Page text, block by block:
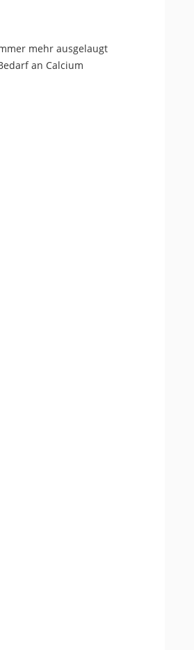
mehr ausgelaugt
an Calcium